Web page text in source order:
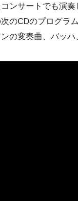
ンサートでも演
のCDのプログラ
の変奏曲、バッ